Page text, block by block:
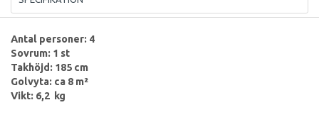
Antal personer: 4
Sovrum: 1 st
Takhöjd: 185 cm
Golvyta: ca 8 m²
Vikt: 6,2 kg